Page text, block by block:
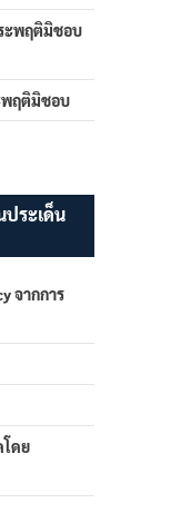
ะพฤติมิชอบ
พฤติมิชอบ
ประเด็น
จากการ
ดย